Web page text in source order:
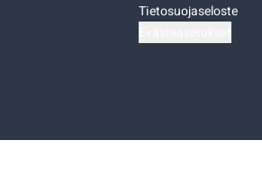
Tietosuojaseloste